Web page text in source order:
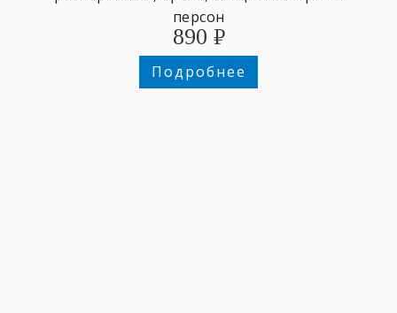
персон
890 ₽
Подробнее